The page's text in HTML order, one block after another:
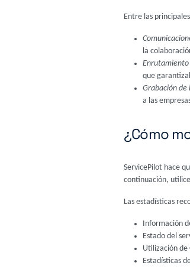
Entre las
la
Enrutamiento
que
Grabación de
a las
¿Cómo
ServicePilot hace
continuación,
Las estadísticas
Información
Estado del
Utilización de
Estadísticas